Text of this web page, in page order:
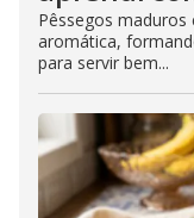
Pêssegos
aromática,
para servir bem...